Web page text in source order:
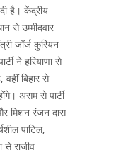
है। केंद्रीय
से उम्मीदवार
जॉर्ज कुरियन
ने हरियाणा से
वहीं बिहार से
असम से पार्टी
मिशन रंजन दास
पाटिल,
से राजीव